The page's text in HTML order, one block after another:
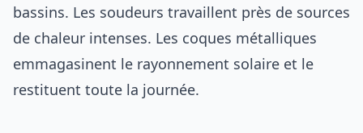
bassins. Les soudeurs travaillent près de sources
de chaleur intenses. Les coques métalliques
emmagasinent le rayonnement solaire et le
restituent toute la journée.